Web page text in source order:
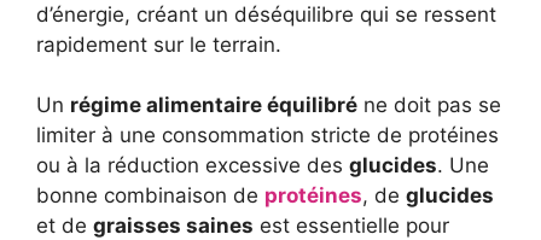
d’énergie, créant un déséquilibre qui se ressent
rapidement sur le terrain.
Un régime alimentaire équilibré ne doit pas se
limiter à une consommation stricte de protéines
ou à la réduction excessive des glucides. Une
bonne combinaison de protéines, de glucides
et de graisses saines est essentielle pour